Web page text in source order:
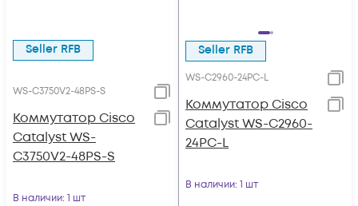
Seller RFB
WS-C3750V2-48PS-S
Коммутатор Cisco
Catalyst WS-
C3750V2-48PS-S
В наличии: 1 шт
Seller RFB
WS-C2960-24PC-L
Коммутатор Cisco
Catalyst WS-C2960-
24PC-L
В наличии: 1 шт